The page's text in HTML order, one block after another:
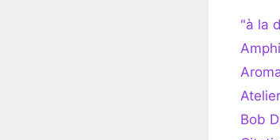
"à la
Bob